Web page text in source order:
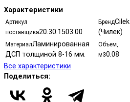
Характеристики
Артикул
поставщика20.30.1503.00
БрендCilek
(Чилек)
МатериалЛаминированная
ДСП толщиной 8-16 мм.
Объем,
м30.08
Все характеристики
Поделиться: